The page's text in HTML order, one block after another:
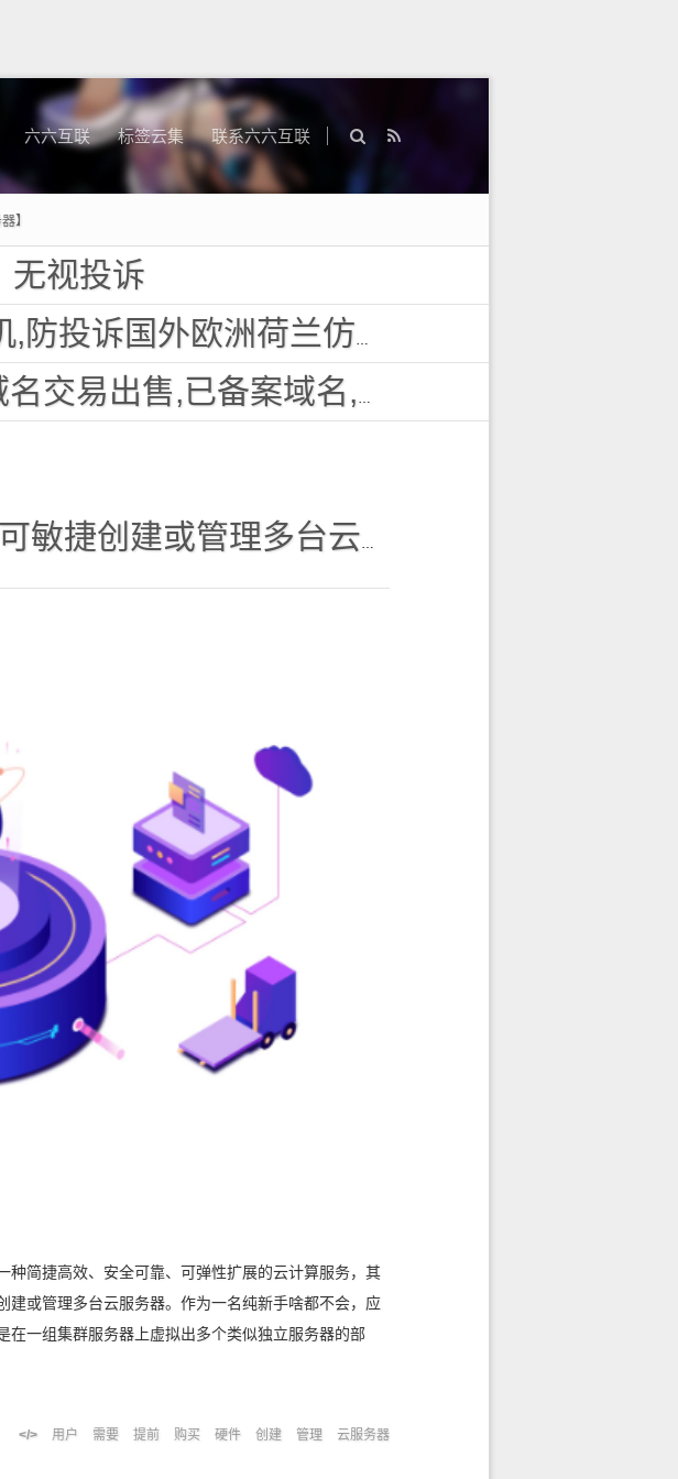
六六互联 标签云集 联系六六互联
】
无视投诉
仿牌服务器外贸抗投诉vps主机空间
,百度权重高pr域名,百度搜狗收录域名
创建或管理多台云服务器
简捷高效、安全可靠、可弹性扩展的云计算服务，其
或管理多台云服务器。作为一名纯新手啥都不会，应
一组集群服务器上虚拟出多个类似独立服务器的部
用户 需要 提前 购买 硬件 创建 管理 云服务器